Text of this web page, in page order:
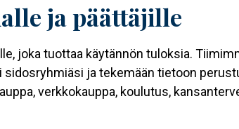
ja päättäjille
joka tuottaa käytännön tuloksia.
ja tekemään tietoon
verkkokauppa, koulutus,